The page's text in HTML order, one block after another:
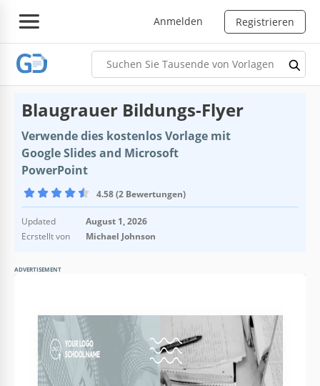
Anmelden Registrieren
Blaugrauer Bildungs-Flyer
Verwende dies kostenlos Vorlage mit
Google Slides and Microsoft
PowerPoint
4.58 (2 Bewertungen)
Updated
August 1, 2026
Ecrstellt von
Michael Johnson
ADVERTISEMENT